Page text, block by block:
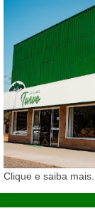
Clique e saiba mais...